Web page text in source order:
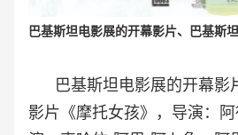
巴基斯坦电影展的开幕影片、巴基斯
巴基斯坦电影展的开幕影
影片《摩托女孩》，导演：